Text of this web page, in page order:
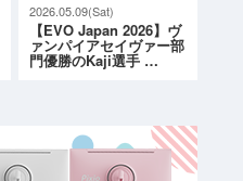
2026.05.09(Sat)
【EVO Japan 2026】ヴ
ァンパイアセイヴァー部
門優勝のKaji選手 …